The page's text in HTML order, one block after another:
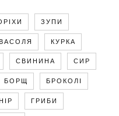
ЗУПИ
КУРКА
СВИНИНА СИР
БОРЩ БРОКОЛІ
ГРИБИ